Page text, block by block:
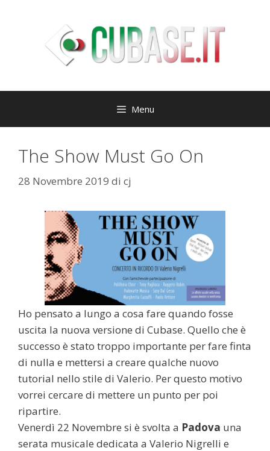
Menu
The Show Must Go On
28 Novembre 2019 di cj
Ho pensato a lungo a cosa fare quando fosse
uscita la nuova versione di Cubase. Quello che è
successo è stato troppo importante per fare finta
di nulla e mettersi a creare qualche nuovo
tutorial nello stile di Valerio. Per questo motivo
vorrei cercare di mettere un punto per poi
ripartire.
Venerdì 22 Novembre si è svolta a Padova una
serata musicale dedicata a Valerio Nigrelli e